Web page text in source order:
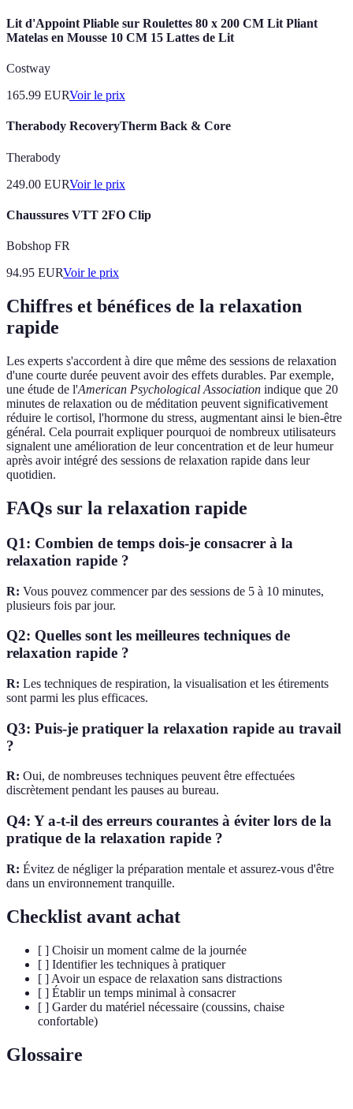
Lit d'Appoint Pliable sur Roulettes 80 x 200 CM Lit Pliant
Matelas en Mousse 10 CM 15 Lattes de Lit
Costway
165.99 EURVoir le prix
Therabody RecoveryTherm Back & Core
Therabody
249.00 EURVoir le prix
Chaussures VTT 2FO Clip
Bobshop FR
94.95 EURVoir le prix
Chiffres et bénéfices de la relaxation
rapide
Les experts s'accordent à dire que même des sessions de relaxation
d'une courte durée peuvent avoir des effets durables. Par exemple,
une étude de l'American Psychological Association indique que 20
minutes de relaxation ou de méditation peuvent significativement
réduire le cortisol, l'hormone du stress, augmentant ainsi le bien-être
général. Cela pourrait expliquer pourquoi de nombreux utilisateurs
signalent une amélioration de leur concentration et de leur humeur
après avoir intégré des sessions de relaxation rapide dans leur
quotidien.
FAQs sur la relaxation rapide
Q1: Combien de temps dois-je consacrer à la
relaxation rapide ?
R: Vous pouvez commencer par des sessions de 5 à 10 minutes,
plusieurs fois par jour.
Q2: Quelles sont les meilleures techniques de
relaxation rapide ?
R: Les techniques de respiration, la visualisation et les étirements
sont parmi les plus efficaces.
Q3: Puis-je pratiquer la relaxation rapide au travail
?
R: Oui, de nombreuses techniques peuvent être effectuées
discrètement pendant les pauses au bureau.
Q4: Y a-t-il des erreurs courantes à éviter lors de la
pratique de la relaxation rapide ?
R: Évitez de négliger la préparation mentale et assurez-vous d'être
dans un environnement tranquille.
Checklist avant achat
[ ] Choisir un moment calme de la journée
[ ] Identifier les techniques à pratiquer
[ ] Avoir un espace de relaxation sans distractions
[ ] Établir un temps minimal à consacrer
[ ] Garder du matériel nécessaire (coussins, chaise
confortable)
Glossaire